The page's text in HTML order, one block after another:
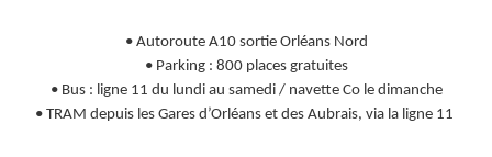
• Autoroute A10 sortie Orléans Nord
• Parking : 800 places gratuites
• Bus : ligne 11 du lundi au samedi / navette Co le dimanche
• TRAM depuis les Gares d’Orléans et des Aubrais, via la ligne 11